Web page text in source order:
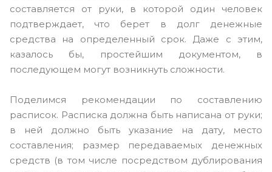
составляется от руки, в которой один человек
подтверждает, что берет в долг денежные
средства на определенный срок. Даже с этим,
казалось бы, простейшим документом, в
последующем могут возникнуть сложности.
Поделимся рекомендации по составлению
расписок. Расписка должна быть написана от руки;
в ней должно быть указание на дату, место
составления; размер передаваемых денежных
средств (в том числе посредством дублирования